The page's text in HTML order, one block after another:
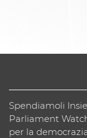
Spendiamoli
Parliament
per la